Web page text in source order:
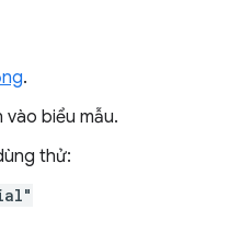
.
biểu mẫu.
thử: